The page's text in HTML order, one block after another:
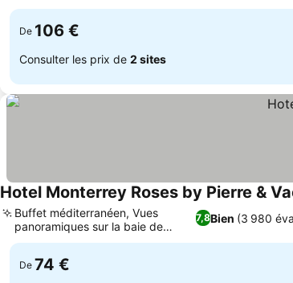
De 106 €
Consulter les prix de 2 sites
Hotel Monterrey Roses by Pierre &
7,8Bien (3 980
Buffet méditerranéen, Vues
panoramiques sur la baie de
Roses
De 74 €